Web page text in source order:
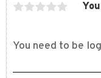
You